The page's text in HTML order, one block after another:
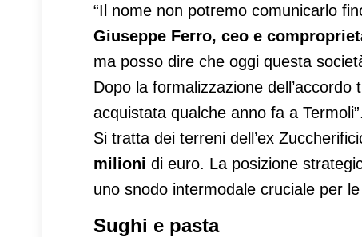
“Il nome non potremo comunicarlo
Giuseppe Ferro, ceo e
ma posso dire che oggi questa
Dopo la formalizzazione
acquistata qualche anno fa a Termoli”.
Si tratta dei terreni dell’ex
milioni di euro. La posizione
uno snodo intermodale cruciale per
Sughi e pasta